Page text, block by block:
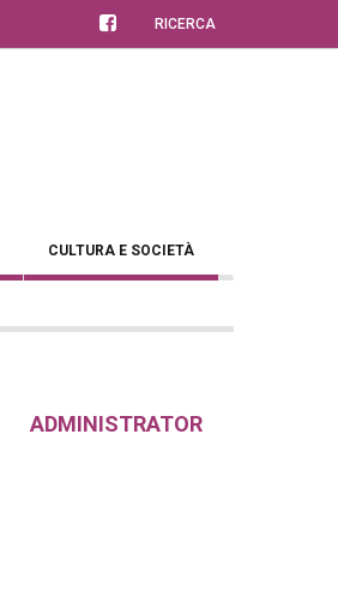
RICERCA
CULTURA E SOCIETÀ
ADMINISTRATOR